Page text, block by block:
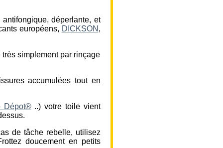
déperlante, et
européens, DICKSON ,
simplement par rinçage
accumulées tout en
Dépot®..) votre toile vient
de tâche rebelle, utilisez
doucement en petits